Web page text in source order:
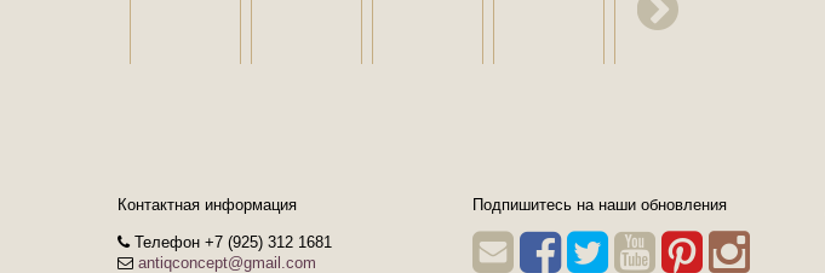
Контактная информация
Телефон +7 (925) 312 1681
antiqconcept@gmail.com
Подпишитесь на наши обновления